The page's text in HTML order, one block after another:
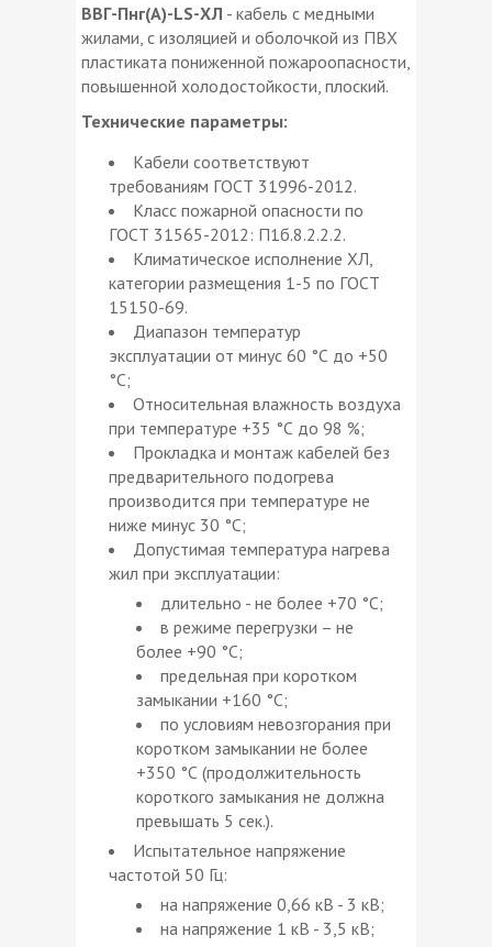
ВВГ-Пнг(А)-LS-ХЛ - кабель с медными
жилами, с изоляцией и оболочкой из ПВХ
пластиката пониженной пожароопасности,
повышенной холодостойкости, плоский.
Технические параметры:
Кабели соответствуют
требованиям ГОСТ 31996-2012.
Класс пожарной опасности по
ГОСТ 31565-2012: П1б.8.2.2.2.
Климатическое исполнение ХЛ,
категории размещения 1-5 по ГОСТ
15150-69.
Диапазон температур
эксплуатации от минус 60 °С до +50
°С;
Относительная влажность воздуха
при температуре +35 °С до 98 %;
Прокладка и монтаж кабелей без
предварительного подогрева
производится при температуре не
ниже минус 30 °С;
Допустимая температура нагрева
жил при эксплуатации:
длительно - не более +70 °С;
в режиме перегрузки – не
более +90 °С;
предельная при коротком
замыкании +160 °С;
по условиям невозгорания при
коротком замыкании не более
+350 °С (продолжительность
короткого замыкания не должна
превышать 5 сек.).
Испытательное напряжение
частотой 50 Гц:
на напряжение 0,66 кВ - 3 кВ;
на напряжение 1 кВ - 3,5 кВ;